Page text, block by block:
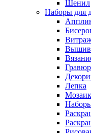
Шенил
Наборы для
Лепка